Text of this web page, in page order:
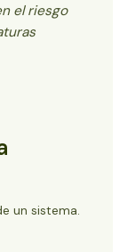
el riesgo
un sistema.